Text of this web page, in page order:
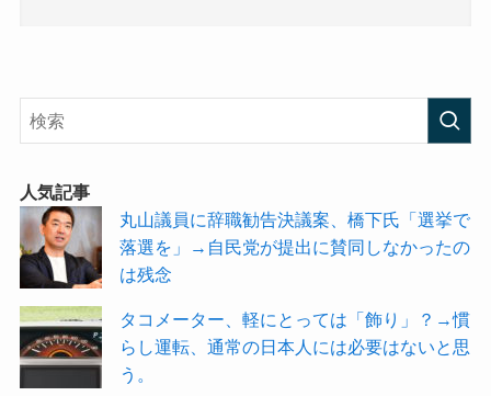
人気記事
丸山議員に辞職勧告決議案、橋下氏「選挙で
落選を」→自民党が提出に賛同しなかったの
は残念
タコメーター、軽にとっては「飾り」？→慣
らし運転、通常の日本人には必要はないと思
う。